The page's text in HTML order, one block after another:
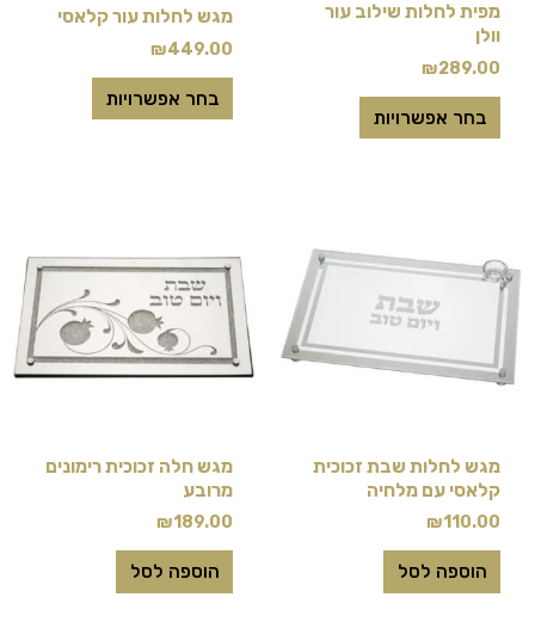
מפית לחלות שילוב עור
וולן
₪289.00
בחר אפשרויות
האפשרויות
המוצר
מגש לחלות עור קלאסי
₪449.00
בחר אפשרויות
האפשרויות
מגש לחלות שבת זכוכית
קלאסי עם מלחיה
₪110.00
הוספה לסל
מגש חלה זכוכית רימונים
מרובע
₪189.00
הוספה לסל